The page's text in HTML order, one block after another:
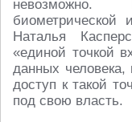
биометрической
Наталья
«единой точкой
данных
доступ к такой
под свою власть.